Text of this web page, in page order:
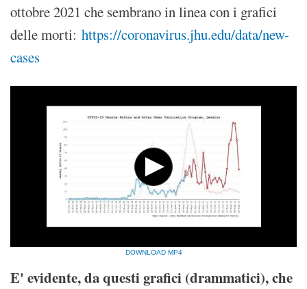
ottobre 2021 che sembrano in linea con i grafici
delle morti: https://coronavirus.jhu.edu/data/new-
cases
DOWNLOAD MP4
E' evidente, da questi grafici (drammatici), che